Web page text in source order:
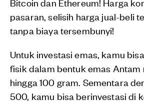
pasaran, selisih harga jual-beli
tanpa biaya tersembunyi!
Untuk investasi emas, kamu
fisik dalam bentuk emas Antam
hingga 100 gram. Sementara
500, kamu bisa berinvestasi di